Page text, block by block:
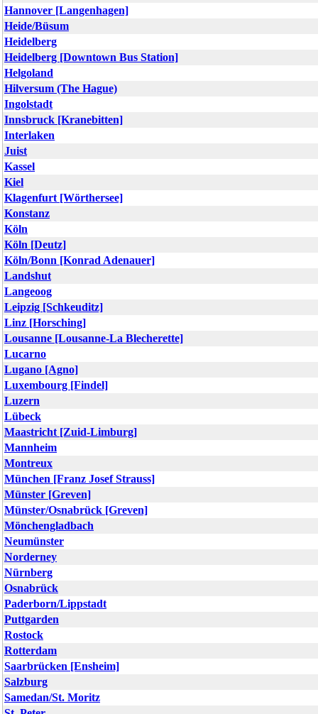
Hannover [Langenhagen]
Heide/Büsum
Heidelberg
Heidelberg [Downtown Bus Station]
Helgoland
Hilversum (The Hague)
Ingolstadt
Innsbruck [Kranebitten]
Interlaken
Juist
Kassel
Kiel
Klagenfurt [Wörthersee]
Konstanz
Köln
Köln [Deutz]
Köln/Bonn [Konrad Adenauer]
Landshut
Langeoog
Leipzig [Schkeuditz]
Linz [Horsching]
Lousanne [Lousanne-La Blecherette]
Lucarno
Lugano [Agno]
Luxembourg [Findel]
Luzern
Lübeck
Maastricht [Zuid-Limburg]
Mannheim
Montreux
München [Franz Josef Strauss]
Münster [Greven]
Münster/Osnabrück [Greven]
Mönchengladbach
Neumünster
Norderney
Nürnberg
Osnabrück
Paderborn/Lippstadt
Puttgarden
Rostock
Rotterdam
Saarbrücken [Ensheim]
Salzburg
Samedan/St. Moritz